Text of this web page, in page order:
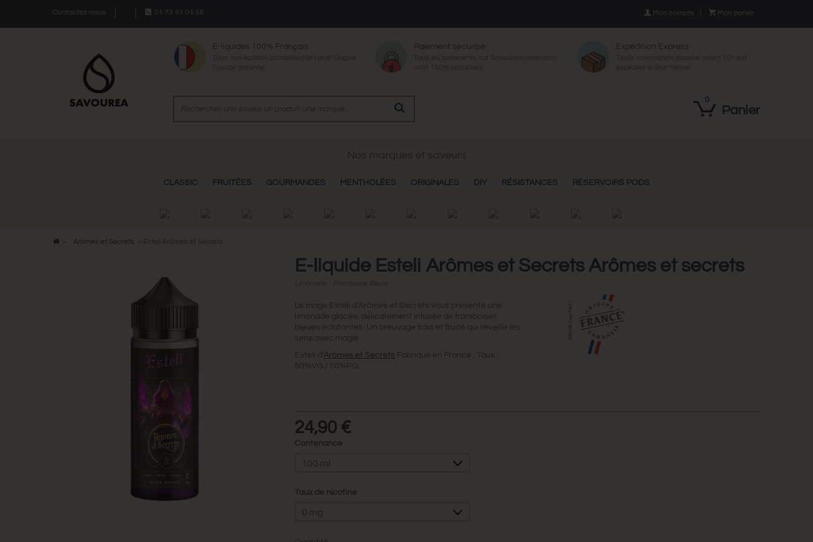
Contactez-nous 01 73 43 04 56  Mon compte  Mon panier
E-liquides 100% Français Paiement sécurisé Expédition Express
Panier
0
CLASSIC FRUITÉES GOURMANDES MENTHOLÉES ORIGINALES DIY RÉSISTANCES RÉSERVOIRS PODS
Arômes et Secrets Esteli Arômes et Secrets
E-liquide Esteli Arômes et Secrets Arômes et secrets
Le mage Esteli d'Arômes et Secrets vous présente une
limonade glacée, délicatement infusée de framboises
bleues éclatantes. Un breuvage frais et fruité qui réveille les
sens avec magie.
Esteli d' Arômes et Secrets Fabriqué en France ; Taux :
50%VG / 50%PG.
24,90 €
Contenance
100 ml
Taux de nicotine
0 mg